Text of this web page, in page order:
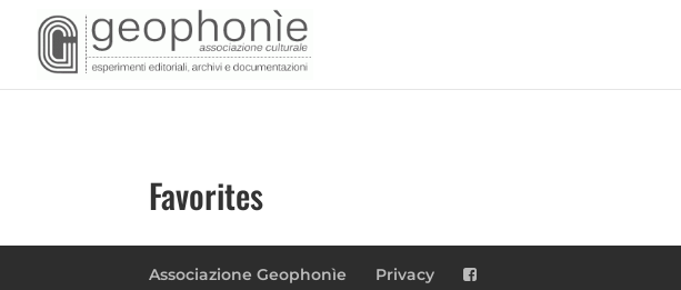
Favorites
Associazione Geophonìe Privacy